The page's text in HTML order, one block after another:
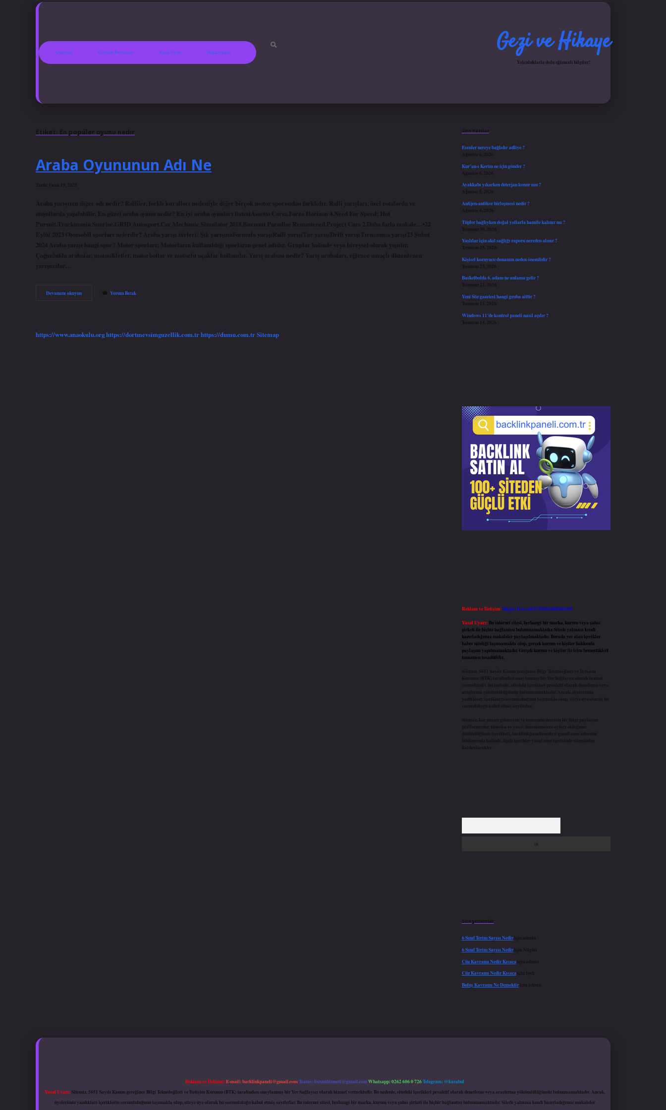
Anasayfa Gizlilik Politikası Yasal Uyarı Hakkımızda Gezi ve Hikaye
Yolculuklarla dolu eğlenceli bilgiler!
Etiket: En popüler oyunu nedir
Araba Oyununun Adı Ne
Tarih: Ocak 19, 2025
Araba yarışının diğer adı nedir? Ralliler, farklı kuralları nedeniyle diğer birçok motor sporundan farklıdır. Ralli yarışları, özel rotalarda ve
otoyollarda yapılabilir. En güzel araba oyunu nedir? En iyi araba oyunları listesiAssetto Corsa.Forza Horizon 4.Need For Speed: Hot
Pursuit.Trackmania Sunrise.GRID Autosport.Car Mechanic Simulator 2018.Burnout Paradise Remastered.Project Cars 2.Daha fazla makale…•22
Eylül 2023 Otomobil sporları nelerdir? Araba yarışı türleri: Şık yarışmaFormula yarışıRalli yarışıTur yarışıDrift yarışıTırmanma yarışı23 Şubat
2024 Araba yarışı hangi spor? Motor sporları; Motorların kullanıldığı sporların genel adıdır. Gruplar halinde veya bireysel olarak yapılır.
Çoğunlukla arabalar, motosikletler, motorbotlar ve motorlu uçaklar kullanılır. Yarış arabası nedir? Yarış arabaları, eğlence amaçlı düzenlenen
yarışmalar…
Devamını okuyunAraba
Yorum Bırak
https://www.anaokulu.orghttps://dortmevsimguzellik.com.trhttps://dumu.com.trSitemap
Son Yazılar
Esenler nereye bağlıdır adliye ?
Ağustos 6, 2026
Kur’an-ı Kerim ne için gönder ?
Ağustos 6, 2026
Ayakkabı yıkarken deterjan konur mu ?
Ağustos 5, 2026
Antijen-antikor birleşmesi nedir ?
Ağustos 4, 2026
Tüpler bağlıyken doğal yollarla hamile kalınır mı ?
Temmuz 30, 2026
Yaşlılar için akıl sağlığı raporu nereden alınır ?
Temmuz 25, 2026
Kişisel koruyucu donanım neden önemlidir ?
Temmuz 25, 2026
Basketbolda 6. adam ne anlama gelir ?
Temmuz 21, 2026
Yeni Söz gazetesi hangi gruba aittir ?
Temmuz 15, 2026
Windows 11’de kontrol paneli nasıl açılır ?
Temmuz 14, 2026
Reklam ve İletişim:Skype: live:.cid.575569c608265c69
Yasal Uyarı: Bu internet sitesi, herhangi bir marka, kurum veya şahıs
şirketi ile hiçbir bağlantısı bulunmamaktadır. Sitede yalnızca kendi
hazırladığımız makaleler paylaşılmaktadır. Burada yer alan içerikler
haber niteliği taşımamakta olup, gerçek kurum ve kişiler hakkında
paylaşım yapılmamaktadır. Gerçek kurum ve kişiler ile isim benzerlikleri
tamamen tesadüfidir.
Sitemiz, 5651 Sayılı Kanun gereğince Bilgi Teknolojileri ve İletişim
Kurumu (BTK) tarafından onaylanmış bir Yer Sağlayıcı olarak hizmet
vermektedir. Bu nedenle, sitedeki içerikleri proaktif olarak denetleme veya
araştırma yükümlülüğümüz bulunmamaktadır. Ancak, üyelerimiz
yazdıkları içeriklerin sorumluluğunu taşımakta olup, siteye üye olarak bu
sorumluluğu kabul etmiş sayılırlar.
Sitemiz, kar amacı gütmeyen ve tamamen ücretsiz bir bilgi paylaşım
platformudur. Hukuka ve yasal düzenlemelere aykırı olduğunu
düşündüğünüz içerikleri, backlinkpanelicomtr@gmail.com adresine
bildirmeniz halinde, ilgili içerikler yasal süre içerisinde sitemizden
kaldırılacaktır.
Son yorumlar
6 Sınıf Terim Sayısı Nediriçin admin
6 Sınıf Terim Sayısı Nediriçin Nilgün
Cüz Kavramı Nedir Kısaca için admin
Cüz Kavramı Nedir Kısacaiçin
İpek
Buluş Kavramı Ne Demektiriçin admin
Reklam ve İletişim:E-mail:backlinkpaneli@gmail.comTeams:forumhizmeti@gmail.comWhatsapp: 0262 606 0 726Telegram: @karabul
Yasal Uyarı:Sitemiz, 5651 Sayılı Kanun gereğince Bilgi Teknolojileri ve İletişim Kurumu (BTK) tarafından onaylanmış bir Yer Sağlayıcı olarak hizmet vermektedir. Bu nedenle, sitedeki içerikleri proaktif olarak denetleme veya araştırma yükümlülüğümüz bulunmamaktadır. Ancak,
üyelerimiz yazdıkları içeriklerin sorumluluğunu taşımakta olup, siteye üye olarak bu sorumluluğu kabul etmiş sayılırlar. Bu internet sitesi, herhangi bir marka, kurum veya şahıs şirketi ile hiçbir bağlantısı bulunmamaktadır. Sitede yalnızca kendi hazırladığımız makaleler